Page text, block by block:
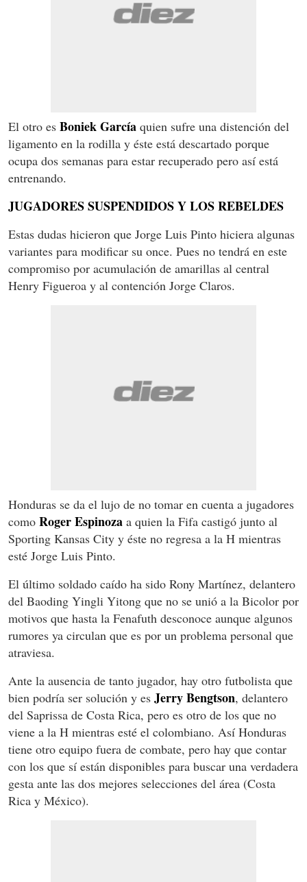
El otro es Boniek García quien sufre una distención del
ligamento en la rodilla y éste está descartado porque
ocupa dos semanas para estar recuperado pero así está
entrenando.
JUGADORES SUSPENDIDOS Y LOS REBELDES
Estas dudas hicieron que Jorge Luis Pinto hiciera algunas
variantes para modificar su once. Pues no tendrá en este
compromiso por acumulación de amarillas al central
Henry Figueroa y al contención Jorge Claros.
Honduras se da el lujo de no tomar en cuenta a jugadores
como Roger Espinoza a quien la Fifa castigó junto al
Sporting Kansas City y éste no regresa a la H mientras
esté Jorge Luis Pinto.
El último soldado caído ha sido Rony Martínez, delantero
del Baoding Yingli Yitong que no se unió a la Bicolor por
motivos que hasta la Fenafuth desconoce aunque algunos
rumores ya circulan que es por un problema personal que
atraviesa.
Ante la ausencia de tanto jugador, hay otro futbolista que
bien podría ser solución y es Jerry Bengtson, delantero
del Saprissa de Costa Rica, pero es otro de los que no
viene a la H mientras esté el colombiano. Así Honduras
tiene otro equipo fuera de combate, pero hay que contar
con los que sí están disponibles para buscar una verdadera
gesta ante las dos mejores selecciones del área (Costa
Rica y México).